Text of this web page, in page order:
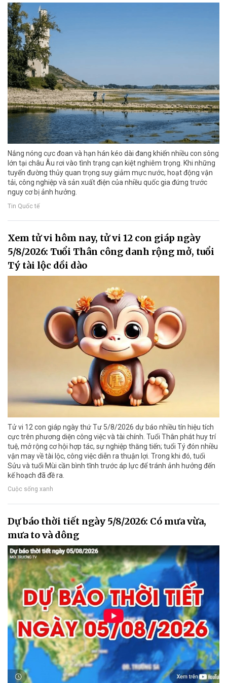
Nắng nóng cực đoan và hạn hán kéo dài đang khiến nhiều con sông
lớn tại châu Âu rơi vào tình trạng cạn kiệt nghiêm trọng. Khi những
tuyến đường thủy quan trọng suy giảm mực nước, hoạt động vận
tải, công nghiệp và sản xuất điện của nhiều quốc gia đứng trước
nguy cơ bị ảnh hưởng.
Tin Quốc tế
Xem tử vi hôm nay, tử vi 12 con giáp ngày
5/8/2026: Tuổi Thân công danh rộng mở, tuổi
Tý tài lộc dồi dào
Tử vi 12 con giáp ngày thứ Tư 5/8/2026 dự báo nhiều tín hiệu tích
cực trên phương diện công việc và tài chính. Tuổi Thân phát huy trí
tuệ, mở rộng cơ hội hợp tác, sự nghiệp thăng tiến; tuổi Tý đón nhiều
vận may về tài lộc, công việc diễn ra thuận lợi. Trong khi đó, tuổi
Sửu và tuổi Mùi cần bình tĩnh trước áp lực để tránh ảnh hưởng đến
kế hoạch đã đề ra.
Cuộc sống xanh
Dự báo thời tiết ngày 5/8/2026: Có mưa vừa,
mưa to và dông